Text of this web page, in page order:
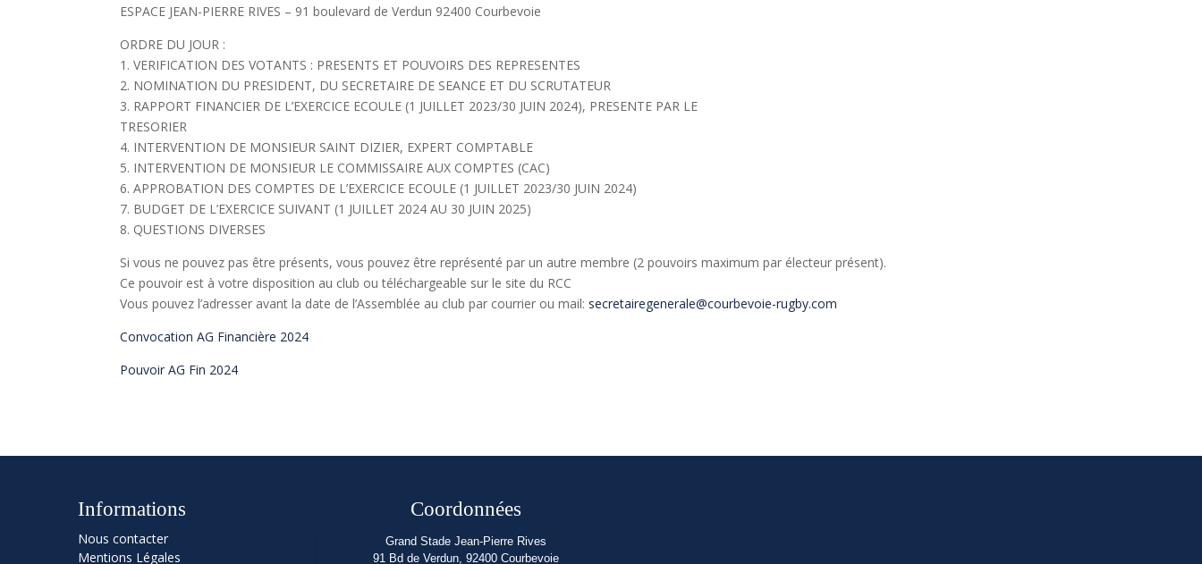
ESPACE JEAN-PIERRE RIVES – 91 boulevard de Verdun 92400 Courbevoie
ORDRE DU JOUR :
1. VERIFICATION DES VOTANTS : PRESENTS ET POUVOIRS DES REPRESENTES
2. NOMINATION DU PRESIDENT, DU SECRETAIRE DE SEANCE ET DU SCRUTATEUR
3. RAPPORT FINANCIER DE L’EXERCICE ECOULE (1 JUILLET 2023/30 JUIN 2024), PRESENTE PAR LE
TRESORIER
4. INTERVENTION DE MONSIEUR SAINT DIZIER, EXPERT COMPTABLE
5. INTERVENTION DE MONSIEUR LE COMMISSAIRE AUX COMPTES (CAC)
6. APPROBATION DES COMPTES DE L’EXERCICE ECOULE (1 JUILLET 2023/30 JUIN 2024)
7. BUDGET DE L’EXERCICE SUIVANT (1 JUILLET 2024 AU 30 JUIN 2025)
8. QUESTIONS DIVERSES
Si vous ne pouvez pas être présents, vous pouvez être représenté par un autre membre (2 pouvoirs maximum par électeur présent).
Ce pouvoir est à votre disposition au club ou téléchargeable sur le site du RCC
Vous pouvez l’adresser avant la date de l’Assemblée au club par courrier ou mail: secretairegenerale@courbevoie-rugby.com
Convocation AG Financière 2024
Pouvoir AG Fin 2024
Informations
Nous contacter
Mentions Légales
Coordonnées
Grand Stade Jean-Pierre Rives
91 Bd de Verdun, 92400 Courbevoie